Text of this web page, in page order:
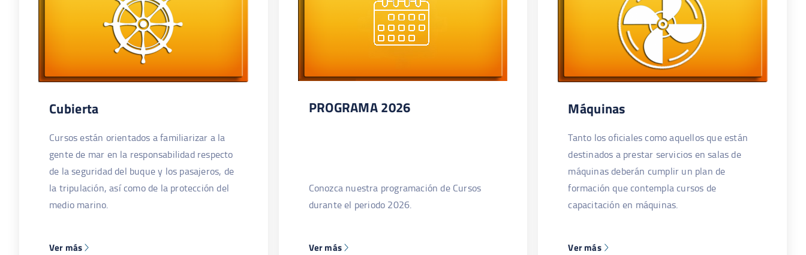
Cubierta
Cursos están orientados a familiarizar a la
gente de mar en la responsabilidad respecto
de la seguridad del buque y los pasajeros, de
la tripulación, así como de la protección del
medio marino.
Ver más
PROGRAMA 2026
Conozca nuestra programación de Cursos
durante el periodo 2026.
Ver más
Máquinas
Tanto los oficiales como aquellos que están
destinados a prestar servicios en salas de
máquinas deberán cumplir un plan de
formación que contempla cursos de
capacitación en máquinas.
Ver más